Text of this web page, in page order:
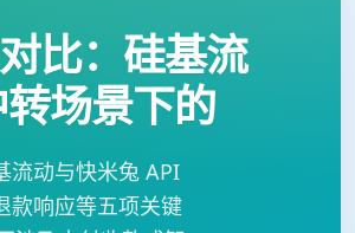
比：硅基流
场景下的
动与快米兔 API
款响应等五项关键